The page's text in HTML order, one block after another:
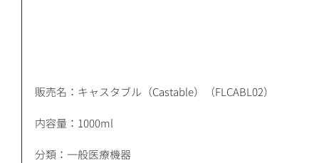
販売名：キャスタブル（Castable）（FLCABL02）
内容量：1000ml
分類：一般医療機器